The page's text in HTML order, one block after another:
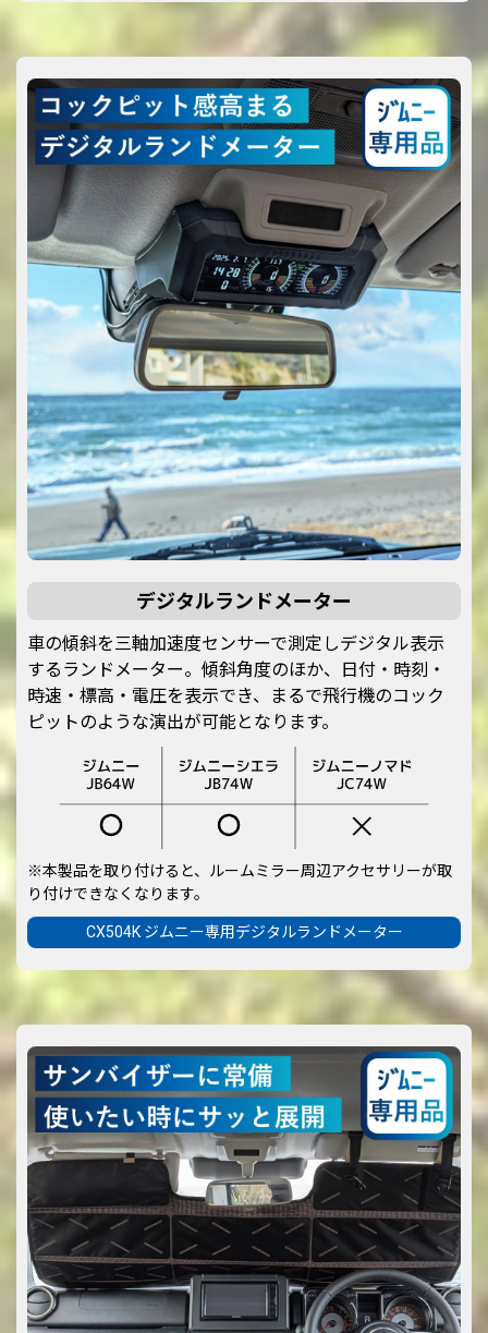
デジタルランドメーター
車の傾斜を三軸加速度センサーで測定しデジタル表示
するランドメーター。傾斜角度のほか、日付・時刻・
時速・標高・電圧を表示でき、まるで飛行機のコック
ピットのような演出が可能となります。
※本製品を取り付けると、ルームミラー周辺アクセサリーが取
り付けできなくなります。
CX504K ジムニー専用デジタルランドメーター